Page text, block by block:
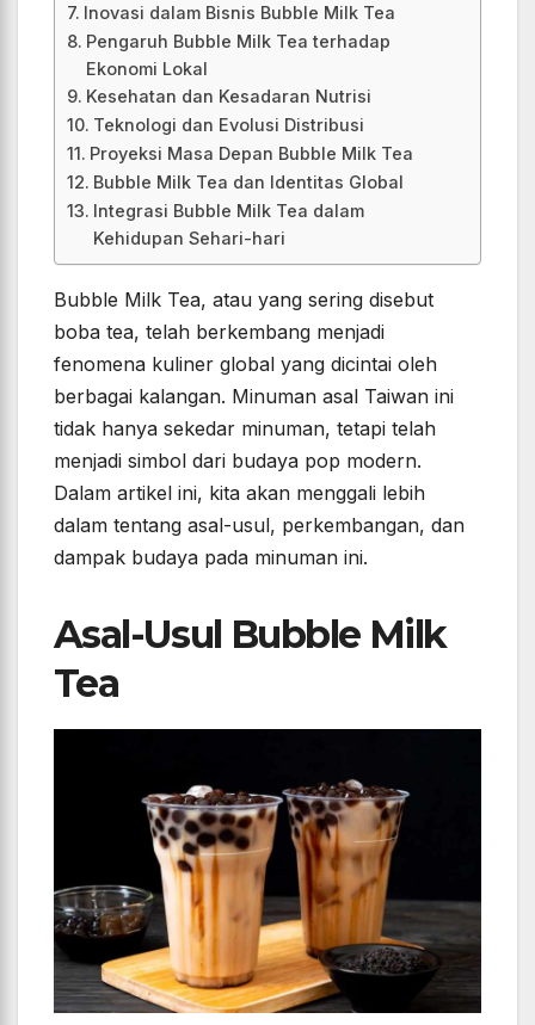
Inovasi dalam Bisnis Bubble Milk Tea
Pengaruh Bubble Milk Tea terhadap
Ekonomi Lokal
Kesehatan dan Kesadaran Nutrisi
Teknologi dan Evolusi Distribusi
Proyeksi Masa Depan Bubble Milk Tea
Bubble Milk Tea dan Identitas Global
Integrasi Bubble Milk Tea dalam
Kehidupan Sehari-hari
Bubble Milk Tea, atau yang sering disebut
boba tea, telah berkembang menjadi
fenomena kuliner global yang dicintai oleh
berbagai kalangan. Minuman asal Taiwan ini
tidak hanya sekedar minuman, tetapi telah
menjadi simbol dari budaya pop modern.
Dalam artikel ini, kita akan menggali lebih
dalam tentang asal-usul, perkembangan, dan
dampak budaya pada minuman ini.
Asal-Usul Bubble Milk
Tea